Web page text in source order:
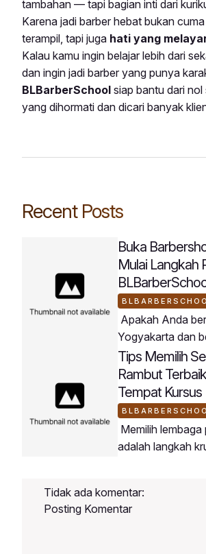
tambahan — tapi bagian inti dari
Karena jadi barber hebat bukan
terampil, tapi juga hati yang
Kalau kamu ingin belajar lebih dari
dan ingin jadi barber yang punya
BLBarberSchool siap bantu dari
yang dihormati dan dicari banyak
Recent Posts
Buka
Mulai Langkah
Apakah Anda
Yogyakarta dan
usaha
Anda?
jembatan terbaik
rencana
BLBarberSchool
penjuru wilayah
tujuan membawa
masing.Mengapa
Daerah Sangat
Tips Memilih
Rambut
Tempat Kursus
Memilih
adalah langkah
mendapatkan ilmu
maksimal.Berikut
Tidak ada komentar:
Posting Komentar